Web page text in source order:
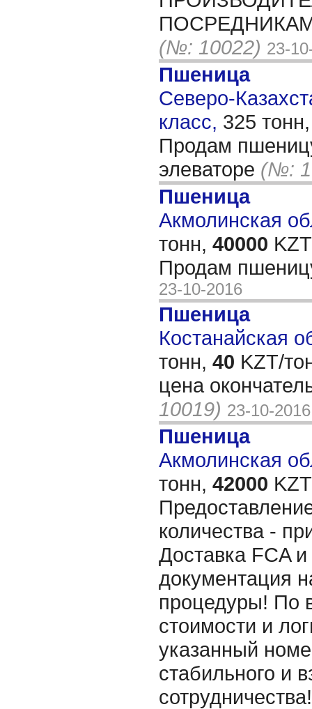
(№: 10022) 23-
Пшеница
Северо-
класс, 325
Продам
элеваторе (№:
Пшеница
Акмолинская
тонн, 40000
Продам
23-10-2016
Пшеница
Костанайская
тонн, 40 KZT/
цена
10019) 23-10-2016
Пшеница
Акмолинская
тонн, 42000
количества -
Доставка FCA
документация
процедуры! По
стоимости и
указанный
стабильного и